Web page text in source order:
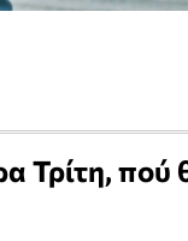
Τρίτη, πού